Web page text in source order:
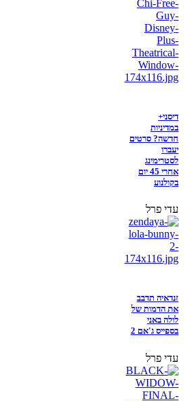
דיסני+
במדיניות
חדשה? סרטים
יעברו
לסטרימינג
אחרי 45 יום
בקולנוע
עדי פרל
זנדאיה תדבב
את הדמות של
לולה באני
בספייס ג'אם 2
עדי פרל